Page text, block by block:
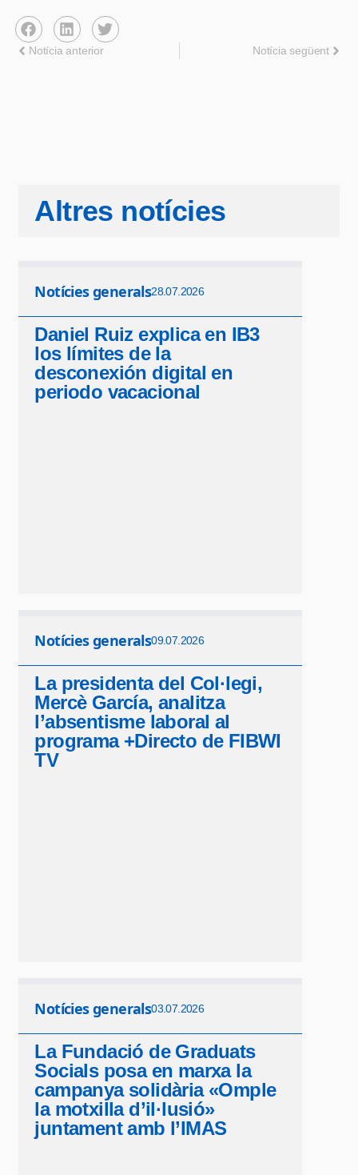
Notícia anterior Notícia següent
Altres notícies
Notícies generals28.07.2026
Daniel Ruiz explica en IB3
los límites de la
desconexión digital en
periodo vacacional
Notícies generals09.07.2026
La presidenta del Col·legi,
Mercè García, analitza
l’absentisme laboral al
programa +Directo de FIBWI
TV
Notícies generals03.07.2026
La Fundació de Graduats
Socials posa en marxa la
campanya solidària «Omple
la motxilla d’il·lusió»
juntament amb l’IMAS